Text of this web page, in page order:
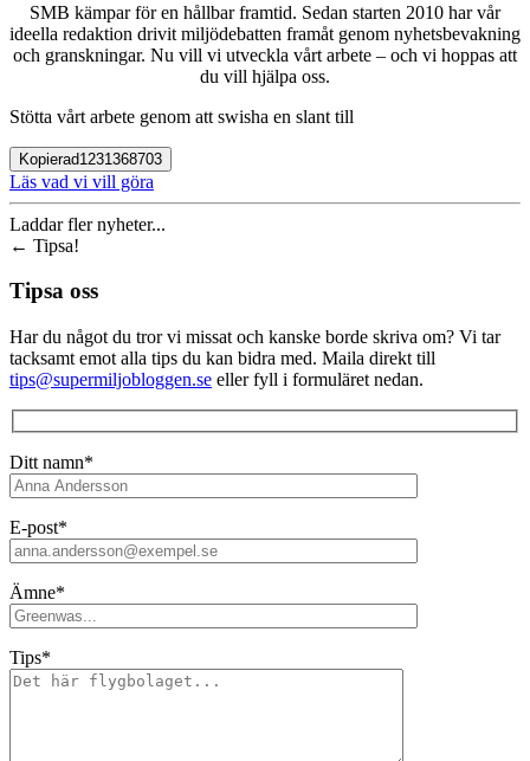
SMB kämpar för en hållbar framtid. Sedan starten 2010 har vår
ideella redaktion drivit miljödebatten framåt genom nyhetsbevakning
och granskningar. Nu vill vi utveckla vårt arbete – och vi hoppas att
du vill hjälpa oss.
Stötta vårt arbete genom att swisha en slant till
Kopierad1231368703
Läs vad vi vill göra
Laddar fler nyheter...
← Tipsa!
Tipsa oss
Har du något du tror vi missat och kanske borde skriva om? Vi tar
tacksamt emot alla tips du kan bidra med. Maila direkt till
tips@supermiljobloggen.se eller fyll i formuläret nedan.
Ditt namn*
E-post*
Ämne*
Tips*